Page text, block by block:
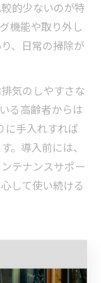
的少ないのが特
機能や取り外し
、日常の掃除が
気のしやすさな
る高齢者からは
に手入れすれば
。導入前には、
テナンスサポー
して使い続ける